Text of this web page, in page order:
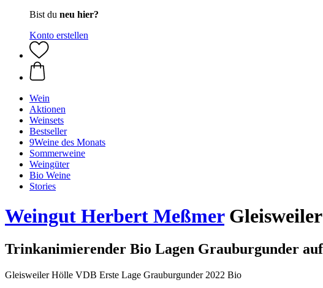
Bist du neu hier?
Konto erstellen
Wein
Aktionen
Weinsets
Bestseller
9Weine des Monats
Sommerweine
Weingüter
Bio Weine
Stories
Weingut Herbert Meßmer
Trinkanimierender Bio Lagen Grauburgunder
Gleisweiler Hölle VDB Erste Lage Grauburgunder 2022 Bio